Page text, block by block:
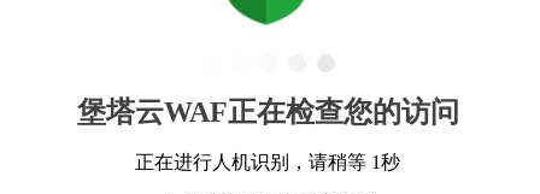
堡塔云WAF正在检查您的访问
正在进行人机识别，请稍等 1秒